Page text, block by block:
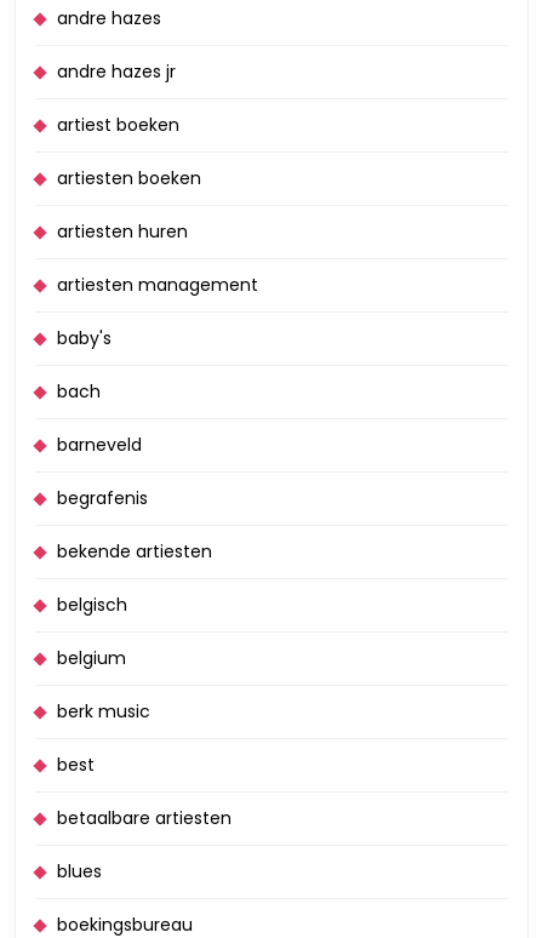
andre hazes
andre hazes jr
artiest boeken
artiesten boeken
artiesten huren
artiesten management
baby's
bach
barneveld
begrafenis
bekende artiesten
belgisch
belgium
berk music
best
betaalbare artiesten
blues
boekingsbureau